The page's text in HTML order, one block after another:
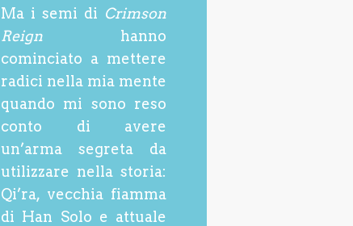
Ma i semi di Crimson
Reign hanno
cominciato a mettere
radici nella mia mente
quando mi sono reso
conto di avere
un’arma segreta da
utilizzare nella storia:
Qi’ra, vecchia fiamma
di Han Solo e attuale